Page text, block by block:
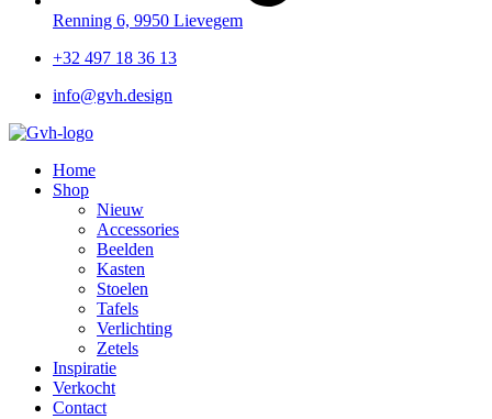
Renning 6, 9950 Lievegem
+32 497 18 36 13
info@gvh.design
Home
Shop
Nieuw
Accessories
Beelden
Kasten
Stoelen
Tafels
Verlichting
Zetels
Inspiratie
Verkocht
Contact